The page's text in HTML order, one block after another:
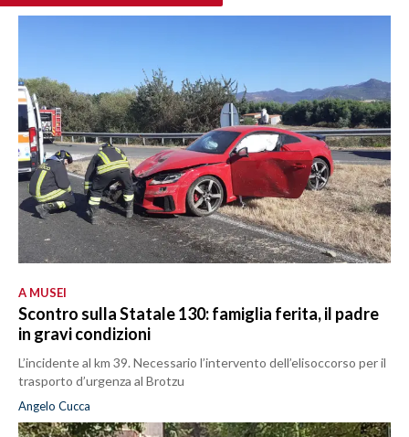
A MUSEI
Scontro sulla Statale 130: famiglia ferita, il padre
in gravi condizioni
L’incidente al km 39. Necessario l’intervento dell’elisoccorso per il
trasporto d’urgenza al Brotzu
Angelo Cucca